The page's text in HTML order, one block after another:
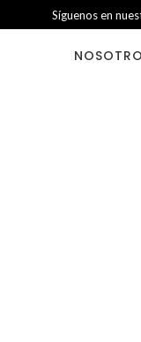
Síguenos en